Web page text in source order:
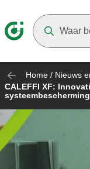
Home / Nieuws
CALEFFI XF:
systeembescherming